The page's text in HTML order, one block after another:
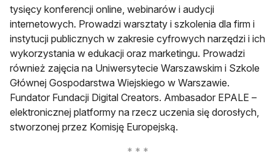
tysięcy konferencji online, webinarów i audycji
internetowych. Prowadzi warsztaty i szkolenia dla firm i
instytucji publicznych w zakresie cyfrowych narzędzi i ich
wykorzystania w edukacji oraz marketingu. Prowadzi
również zajęcia na Uniwersytecie Warszawskim i Szkole
Głównej Gospodarstwa Wiejskiego w Warszawie.
Fundator Fundacji Digital Creators. Ambasador EPALE –
elektronicznej platformy na rzecz uczenia się dorosłych,
stworzonej przez Komisję Europejską.